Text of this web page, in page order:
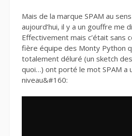
Mais de la marque SPAM au
aujourd’hui, il y a un gouffre me
Effectivement mais c’était sans
fière équipe des Monty Python
totalement déluré (un sketch
quoi…) ont porté le mot SPAM a
niveau&#160: